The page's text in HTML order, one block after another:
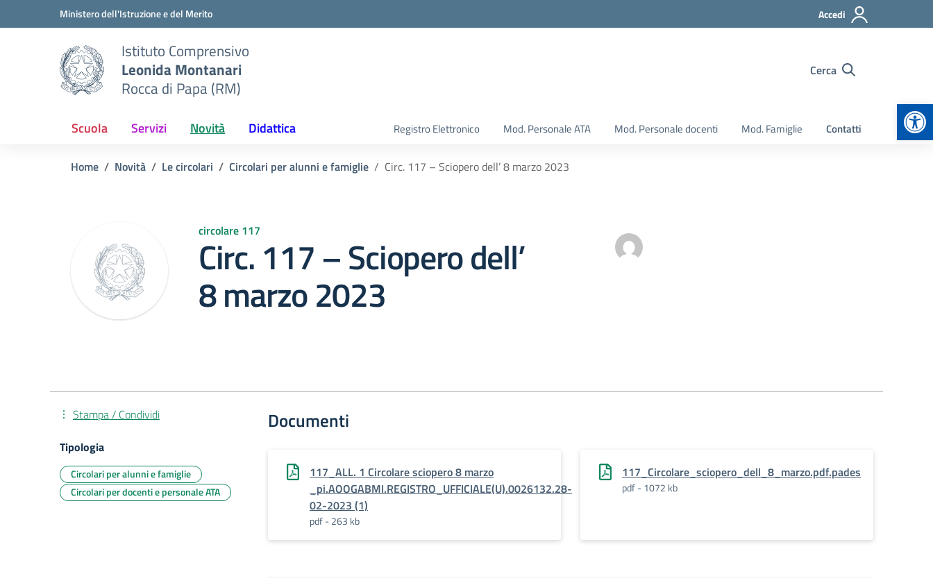
Vai ai contenuti
Vai al menu di navigazioneMinistero dell'Istruzione e del Merito Accedi
Istituto Comprensivo
Leonida Montanari
Rocca di Papa (RM)
Cerca
Scuola Servizi Novità Didattica Registro Elettronico Mod. Personale ATA Mod. Personale docenti Mod. Famiglie Contatti
Home Novità Le circolari Circolari per alunni e famiglie Circ. 117 – Sciopero dell’ 8 marzo 2023
circolare 117
Circ. 117 – Sciopero dell’
8 marzo 2023
Documenti
117_ALL. 1 Circolare sciopero 8 marzo
_pi.AOOGABMI.REGISTRO_UFFICIALE(U).0026132.28-
02-2023 (1)
pdf - 263 kb
117_Circolare_sciopero_dell_8_marzo.pdf.pades
pdf - 1072 kb
Stampa / Condividi
Tipologia
Circolari per alunni e famiglie
Circolari per docenti e personale ATA